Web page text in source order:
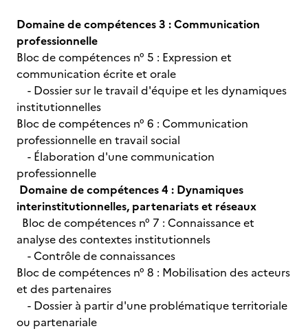
Domaine de compétences 3 : Communication
professionnelle
Bloc de compétences n° 5 : Expression et
communication écrite et orale
- Dossier sur le travail d'équipe et les dynamiques
institutionnelles
Bloc de compétences n° 6 : Communication
professionnelle en travail social
- Élaboration d'une communication
professionnelle
Domaine de compétences 4 : Dynamiques
interinstitutionnelles, partenariats et réseaux
Bloc de compétences n° 7 : Connaissance et
analyse des contextes institutionnels
- Contrôle de connaissances
Bloc de compétences n° 8 : Mobilisation des acteurs
et des partenaires
- Dossier à partir d'une problématique territoriale
ou partenariale